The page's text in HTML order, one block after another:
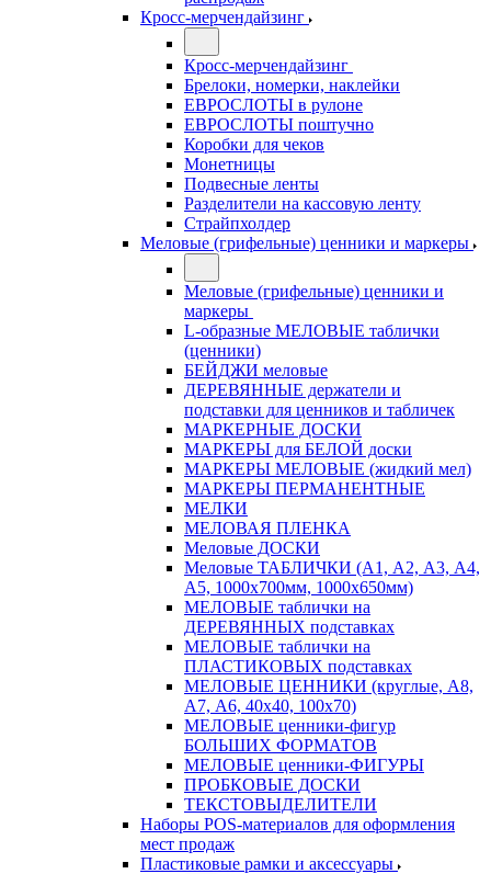
Кросс-мерчендайзинг
Кросс-мерчендайзинг
Брелоки, номерки, наклейки
ЕВРОСЛОТЫ в рулоне
ЕВРОСЛОТЫ поштучно
Коробки для чеков
Монетницы
Подвесные ленты
Разделители на кассовую ленту
Страйпхолдер
Меловые (грифельные) ценники и маркеры
Меловые (грифельные) ценники и
маркеры
L-образные МЕЛОВЫЕ таблички
(ценники)
БЕЙДЖИ меловые
ДЕРЕВЯННЫЕ держатели и
подставки для ценников и табличек
МАРКЕРНЫЕ ДОСКИ
МАРКЕРЫ для БЕЛОЙ доски
МАРКЕРЫ МЕЛОВЫЕ (жидкий мел)
МАРКЕРЫ ПЕРМАНЕНТНЫЕ
МЕЛКИ
МЕЛОВАЯ ПЛЕНКА
Меловые ДОСКИ
Меловые ТАБЛИЧКИ (А1, А2, А3, А4,
А5, 1000х700мм, 1000х650мм)
МЕЛОВЫЕ таблички на
ДЕРЕВЯННЫХ подставках
МЕЛОВЫЕ таблички на
ПЛАСТИКОВЫХ подставках
МЕЛОВЫЕ ЦЕННИКИ (круглые, А8,
А7, А6, 40х40, 100х70)
МЕЛОВЫЕ ценники-фигур
БОЛЬШИХ ФОРМАТОВ
МЕЛОВЫЕ ценники-ФИГУРЫ
ПРОБКОВЫЕ ДОСКИ
ТЕКСТОВЫДЕЛИТЕЛИ
Наборы POS-материалов для оформления
мест продаж
Пластиковые рамки и аксессуары